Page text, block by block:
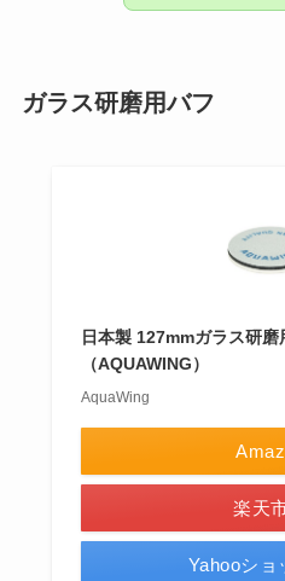
ガラス研磨用バフ
日本製 127mmガラス研
（AQUAWING）
AquaWing
楽天
Yahooショ